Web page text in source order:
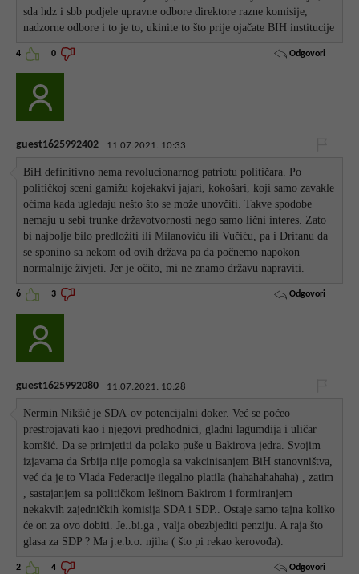
sda hdz i sbb podjele upravne odbore direktore razne komisije,
nadzorne odbore i to je to, ukinite to što prije ojačate BIH institucije
4 0 Odgovori
guest1625992402 11.07.2021. 10:33
BiH definitivno nema revolucionarnog patriotu političara. Po
političkoj sceni gamižu kojekakvi jajari, kokošari, koji samo zavakle
oćima kada ugledaju nešto što se može unovčiti. Takve spodobe
nemaju u sebi trunke državotvornosti nego samo lični interes. Zato
bi najbolje bilo predložiti ili Milanoviću ili Vučiću, pa i Dritanu da
se sponino sa nekom od ovih država pa da počnemo napokon
normalnije živjeti. Jer je očito, mi ne znamo državu napraviti.
6 3 Odgovori
guest1625992080 11.07.2021. 10:28
Nermin Nikšić je SDA-ov potencijalni đoker. Već se poćeo
prestrojavati kao i njegovi predhodnici, gladni lagumđija i uličar
komšić. Da se primjetiti da polako puše u Bakirova jedra. Svojim
izjavama da Srbija nije pomogla sa vakcinisanjem BiH stanovništva,
već da je to Vlada Federacije ilegalno platila (hahahahahaha) , zatim
, sastajanjem sa političkom lešinom Bakirom i formiranjem
nekakvih zajedničkih komisija SDA i SDP.. Ostaje samo tajna koliko
će on za ovo dobiti. Je..bi.ga , valja obezbjediti penziju. A raja što
glasa za SDP ? Ma j.e.b.o. njiha ( što pi rekao kerovođa).
2 4 Odgovori